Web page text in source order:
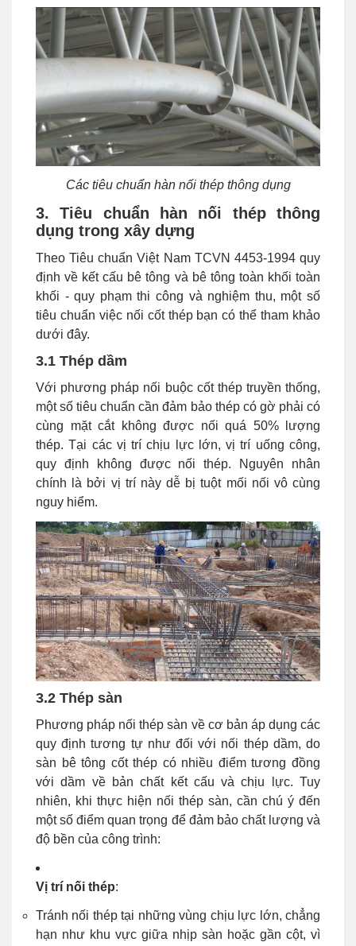
Các tiêu chuẩn hàn nối thép thông dụng
3. Tiêu chuẩn hàn nối thép thông
dụng trong xây dựng
Theo Tiêu chuẩn Việt Nam TCVN 4453-1994 quy
định về kết cấu bê tông và bê tông toàn khối toàn
khối - quy phạm thi công và nghiệm thu, một số
tiêu chuẩn việc nối cốt thép bạn có thể tham khảo
dưới đây.
3.1 Thép dầm
Với phương pháp nối buộc cốt thép truyền thống,
một số tiêu chuẩn cần đảm bảo thép có gờ phải có
cùng mặt cắt không được nối quá 50% lượng
thép. Tại các vị trí chịu lực lớn, vị trí uống công,
quy định không được nối thép. Nguyên nhân
chính là bởi vị trí này dễ bị tuột mối nối vô cùng
nguy hiểm.
3.2 Thép sàn
Phương pháp nối thép sàn về cơ bản áp dụng các
quy định tương tự như đối với nối thép dầm, do
sàn bê tông cốt thép có nhiều điểm tương đồng
với dầm về bản chất kết cấu và chịu lực. Tuy
nhiên, khi thực hiện nối thép sàn, cần chú ý đến
một số điểm quan trọng để đảm bảo chất lượng và
độ bền của công trình:
Vị trí nối thép:
Tránh nối thép tại những vùng chịu lực lớn, chẳng
hạn như khu vực giữa nhịp sàn hoặc gần cột, vì